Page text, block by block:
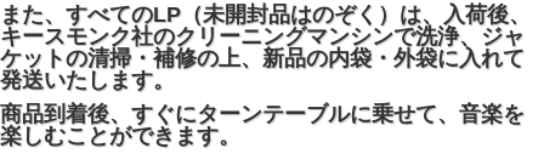
また、すべてのLP（未開封品はのぞく）は、入荷後、
キースモンク社のクリーニングマンシンで洗浄、ジャ
ケットの清掃・補修の上、新品の内袋・外袋に入れて
発送いたします。
商品到着後、すぐにターンテーブルに乗せて、音楽を
楽しむことができます。